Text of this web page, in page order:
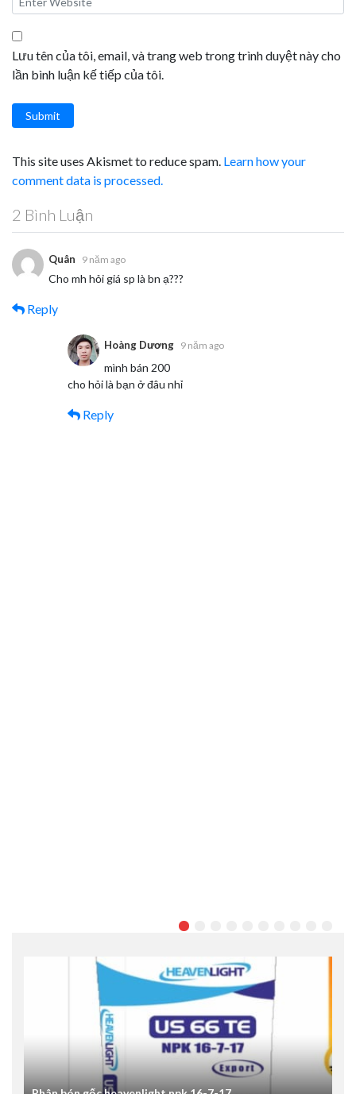
Lưu tên của tôi, email, và trang web trong trình duyệt này cho
lần bình luận kế tiếp của tôi.
Submit
This site uses Akismet to reduce spam. Learn how your
comment data is processed.
2 Bình Luận
Quân 9 năm ago
Cho mh hỏi giá sp là bn ạ???
Reply
Hoàng Dương 9 năm ago
mình bán 200
cho hỏi là bạn ở đâu nhỉ
Reply